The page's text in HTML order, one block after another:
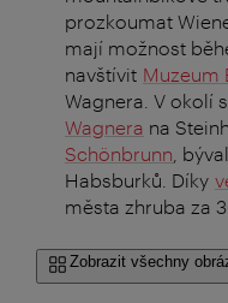
prozkoumat
mají možnost
navštívit Muzeum
Wagnera. V okolí
Wagnera na
Schönbrunn ,
Habsburků. Díky
města zhruba za
Zobrazit všechny